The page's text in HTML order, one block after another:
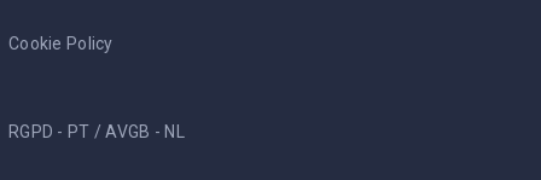
Cookie Policy
RGPD - PT /AVGB - NL